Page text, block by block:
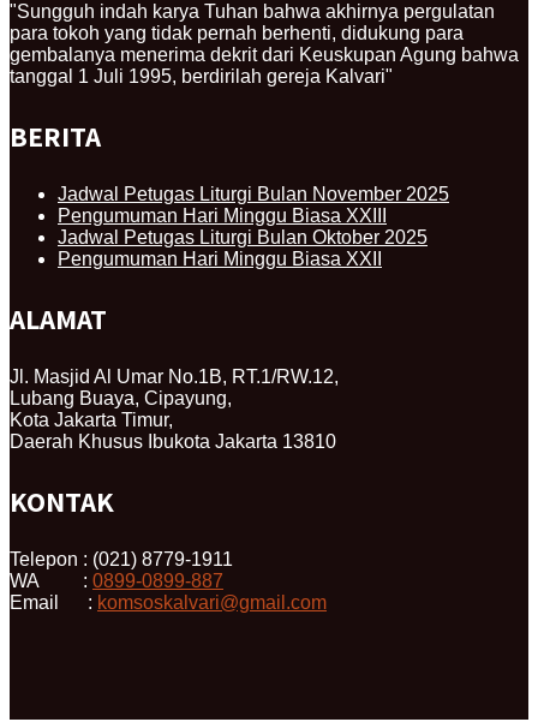
"Sungguh indah karya Tuhan bahwa akhirnya pergulatan
para tokoh yang tidak pernah berhenti, didukung para
gembalanya menerima dekrit dari Keuskupan Agung bahwa
tanggal 1 Juli 1995, berdirilah gereja Kalvari"
BERITA
Jadwal Petugas Liturgi Bulan November 2025
Pengumuman Hari Minggu Biasa XXIII
Jadwal Petugas Liturgi Bulan Oktober 2025
Pengumuman Hari Minggu Biasa XXII
ALAMAT
Jl. Masjid Al Umar No.1B, RT.1/RW.12,
Lubang Buaya, Cipayung,
Kota Jakarta Timur,
Daerah Khusus Ibukota Jakarta 13810
KONTAK
Telepon : (021) 8779-1911
WA : 0899-0899-887
Email : komsoskalvari@gmail.com